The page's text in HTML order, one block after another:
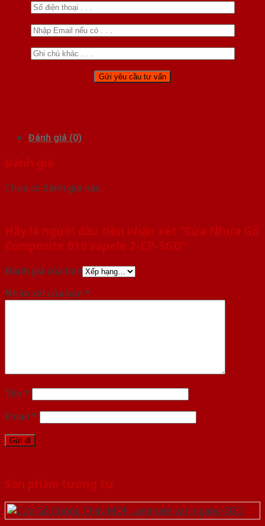
Đánh giá (0)
Đánh giá
Chưa có đánh giá nào.
Hãy là người đầu tiên nhận xét “Cửa Nhựa Gỗ
Composite 019 sapele 2-CP-SGD”
Đánh giá của bạn
Nhận xét của bạn *
Tên *
Email *
Sản phẩm tương tự